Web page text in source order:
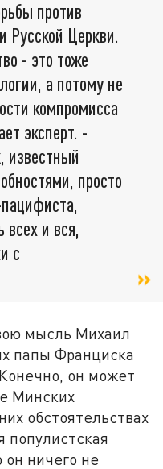
против
Русской Церкви.
- это тоже
а потому не
компромисса
эксперт. -
просто
и вся,
с
мысль Михаил
папы Франциска
он может
Минских
обстоятельствах
популистская
он ничего не